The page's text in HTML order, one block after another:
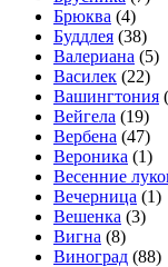
Брюква (4)
Буддлея (38)
Валериана (5)
Василек (22)
Вашингтония
Вейгела (19)
Вербена (47)
Вероника (1)
Весенние
Вечерница (1)
Вешенка (3)
Вигна (8)
Виноград (88)